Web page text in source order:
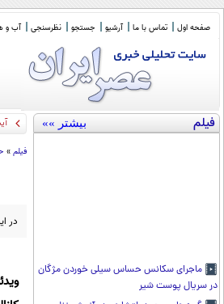
صفحه اول تماس با ما آرشیو جستجو نظرسنجی آب و
فیلم بیشتر »»
ماجرای سکانس حساس سیلی خوردن مژگان
در سریال پوست شیر
50
فیلم »
در